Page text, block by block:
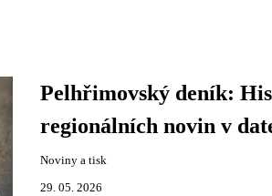
Pelhřimovský deník:
regionálních novin v
Noviny a tisk
29. 05. 2026